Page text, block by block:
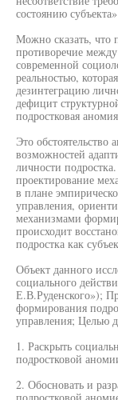
состоянию
Можно сказать, что
противоречие
современной
реальностью,
дезинтеграцию
дефицит
подростковая
Это обстоятельство
возможностей
личности
проектирование
в плане
управления,
механизмами
происходит
подростка как
Объект данного
социального
Е.В.Руденского»);
формирования
управления; Целью
1. Раскрыть
подростковой
2. Обосновать и